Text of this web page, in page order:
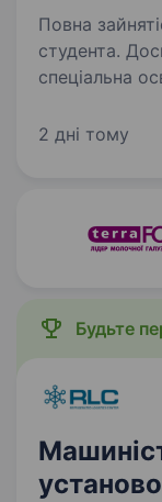
Повна
студента.
спеціальна освіта. Сarlsberg
пивоварних
2 дні тому
Будьте